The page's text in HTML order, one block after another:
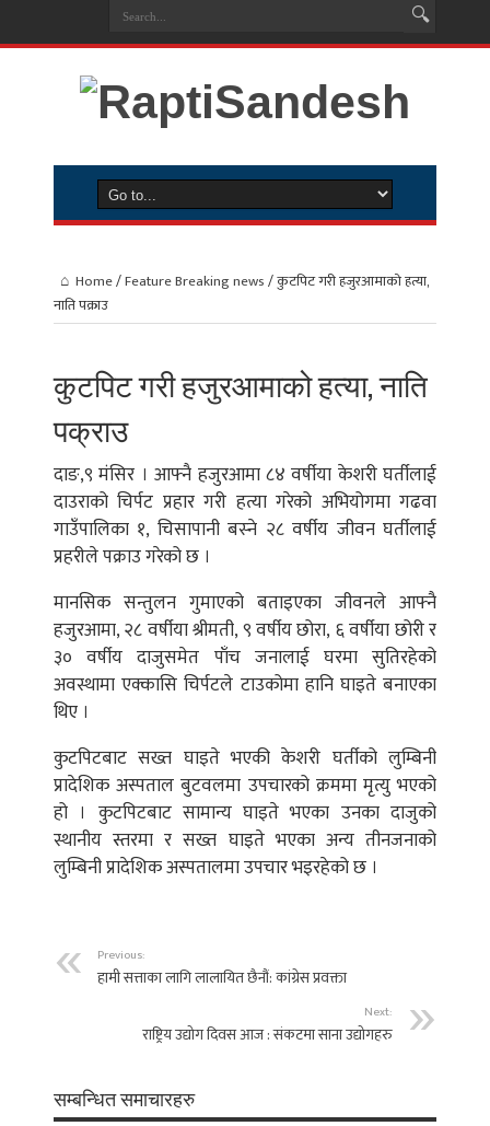
Home/Feature Breaking news/कुटपिट गरी हजुरआमाको हत्या,
नाति पक्राउ
कुटपिट गरी हजुरआमाको हत्या, नाति
पक्राउ
दाङ,९ मंसिर । आफ्नै हजुरआमा ८४ वर्षीया केशरी घर्तीलाई
दाउराको चिर्पट प्रहार गरी हत्या गरेको अभियोगमा गढवा
गाउँपालिका १, चिसापानी बस्‍ने २८ वर्षीय जीवन घर्तीलाई
प्रहरीले पक्राउ गरेको छ ।
मानसिक सन्तुलन गुमाएको बताइएका जीवनले आफ्नै
हजुरआमा, २८ वर्षीया श्रीमती, ९ वर्षीय छोरा, ६ वर्षीया छोरी र
३० वर्षीय दाजुसमेत पाँच जनालाई घरमा सुतिरहेको
अवस्थामा एक्कासि चिर्पटले टाउकोमा हानि घाइते बनाएका
थिए ।
कुटपिटबाट सख्त घाइते भएकी केशरी घर्तीको लुम्बिनी
प्रादेशिक अस्पताल बुटवलमा उपचारको क्रममा मृत्यु भएको
हो । कुटपिटबाट सामान्य घाइते भएका उनका दाजुको
स्थानीय स्तरमा र सख्त घाइते भएका अन्य तीनजनाको
लुम्बिनी प्रादेशिक अस्पतालमा उपचार भइरहेको छ ।
Previous:
हामी सत्ताका लागि लालायित छैनौं: कांग्रेस प्रवक्ता
Next:
राष्ट्रिय उद्योग दिवस आज : संकटमा साना उद्योगहरु
सम्बन्धित समाचारहरु